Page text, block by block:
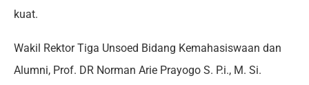
kuat.
Wakil Rektor Tiga Unsoed Bidang Kemahasiswaan dan
Alumni, Prof. DR Norman Arie Prayogo S. P.i., M. Si.